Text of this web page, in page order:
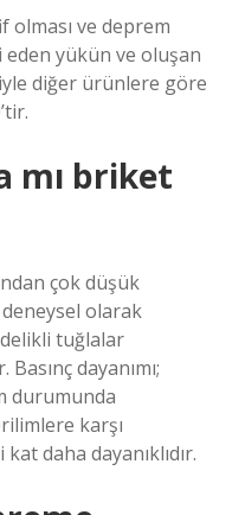
olması ve deprem
yükün ve oluşan
diğer ürünlere göre
mı briket
çok düşük
olarak
delikli tuğlalar
dayanımı;
durumunda
karşı
daha dayanıklıdır.